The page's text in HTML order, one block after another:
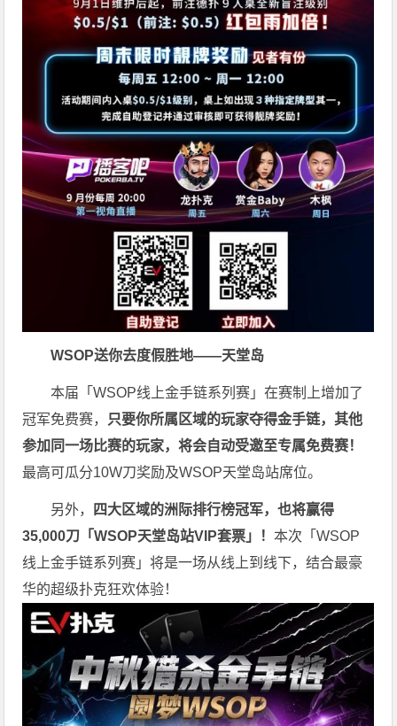
WSOP送你去度假胜地——天堂岛
本届「WSOP线上金手链系列赛」在赛制上增加了
冠军免费赛， 只要你所属区域的玩家夺得金手链，其他
参加同一场比赛的玩家，将会自动受邀至专属免费赛！
最高可瓜分10W刀奖励及WSOP天堂岛站席位。
另外，
四大区域的洲际排行榜冠军，也将赢得
35,000刀「WSOP天堂岛站VIP套票」！本次「WSOP
线上金手链系列赛」将是一场从线上到线下，结合最豪
华的超级扑克狂欢体验！